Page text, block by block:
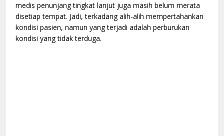
medis penunjang tingkat lanjut juga masih belum merata
disetiap tempat. Jadi, terkadang alih-alih mempertahankan
kondisi pasien, namun yang terjadi adalah perburukan
kondisi yang tidak terduga.